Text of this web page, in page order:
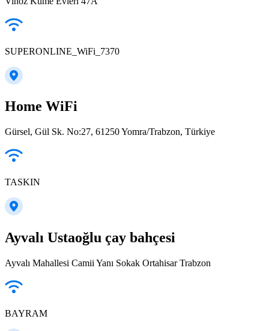
SUPERONLINE_WiFi_7370
Home WiFi
Gürsel, Gül Sk. No:27, 61250 Yomra/Trabzon, Türkiye
TASKIN
Ayvalı Ustaoğlu çay bahçesi
Ayvalı Mahallesi Camii Yanı Sokak Ortahisar Trabzon
BAYRAM